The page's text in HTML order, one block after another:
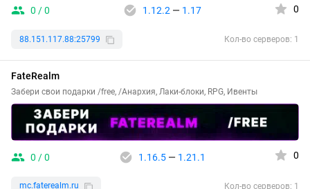
0 / 0 1.12.2— 1.17 0
88.151.117.88:25799 Кол-во серверов: 1
FateRealm
Забери свои подарки /free, /Анархия, Лаки-блоки, RPG, Ивенты
0 / 0 1.16.5— 1.21.1 0
mc.faterealm.ru Кол-во серверов: 1